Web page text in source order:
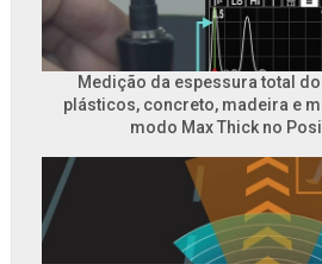
Medição da espessura total
plásticos, concreto, madeira e
modo Max Thick no